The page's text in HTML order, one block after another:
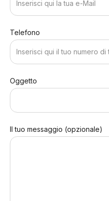
Telefono
Oggetto
Il tuo messaggio (opzionale)